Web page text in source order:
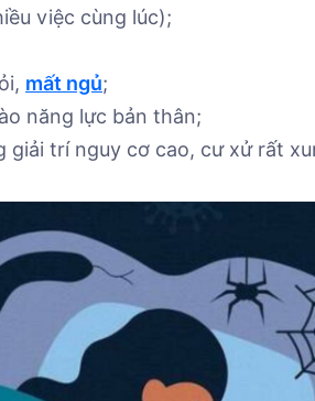
việc cùng lúc);
mất ngủ;
năng lực bản thân;
giải trí nguy cơ cao, cư xử rất